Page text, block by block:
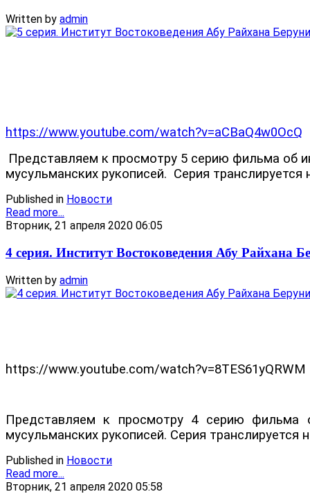
Written by admin
https://www.youtube.com/watch?v=aCBaQ4w0OcQ
Представляем к просмотру 5 серию фильма об
мусульманских рукописей. Серия
Published in Новости
Read more...
Вторник, 21 апреля 2020 06:05
4 серия. Институт Востоковедения Абу Райхана
Written by admin
https://www.youtube.com/watch?v=8TES61yQRWM
Представляем к просмотру 4 серию фильма
мусульманских рукописей. Серия транслируется
Published in Новости
Read more...
Вторник, 21 апреля 2020 05:58